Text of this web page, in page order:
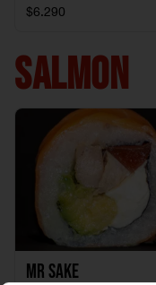
$6.290
SALMON
Mr Sake